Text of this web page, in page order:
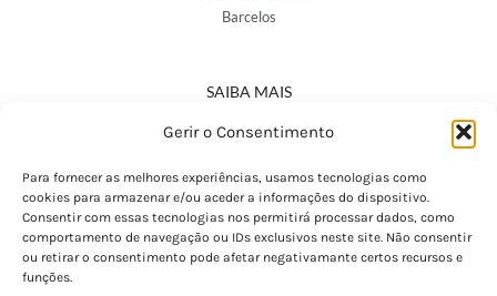
Gerir o Consentimento
Para fornecer as melhores experiências, usamos tecnologias como
cookies para armazenar e/ou aceder a informações do dispositivo.
Consentir com essas tecnologias nos permitirá processar dados, como
comportamento de navegação ou IDs exclusivos neste site. Não consentir
ou retirar o consentimento pode afetar negativamante certos recursos e
funções.
Barcelos
SAIBA MAIS
Política de Privacidade
Termos e Condições
Perguntas Frequentes
Custos de Envio
Encomendas Internacionais